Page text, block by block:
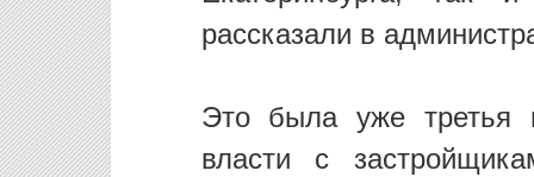
рассказали в
Это была уже третья
власти с